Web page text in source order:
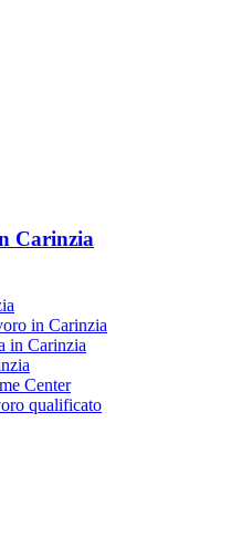
Carinzia
in Carinzia
in Carinzia
Center
qualificato